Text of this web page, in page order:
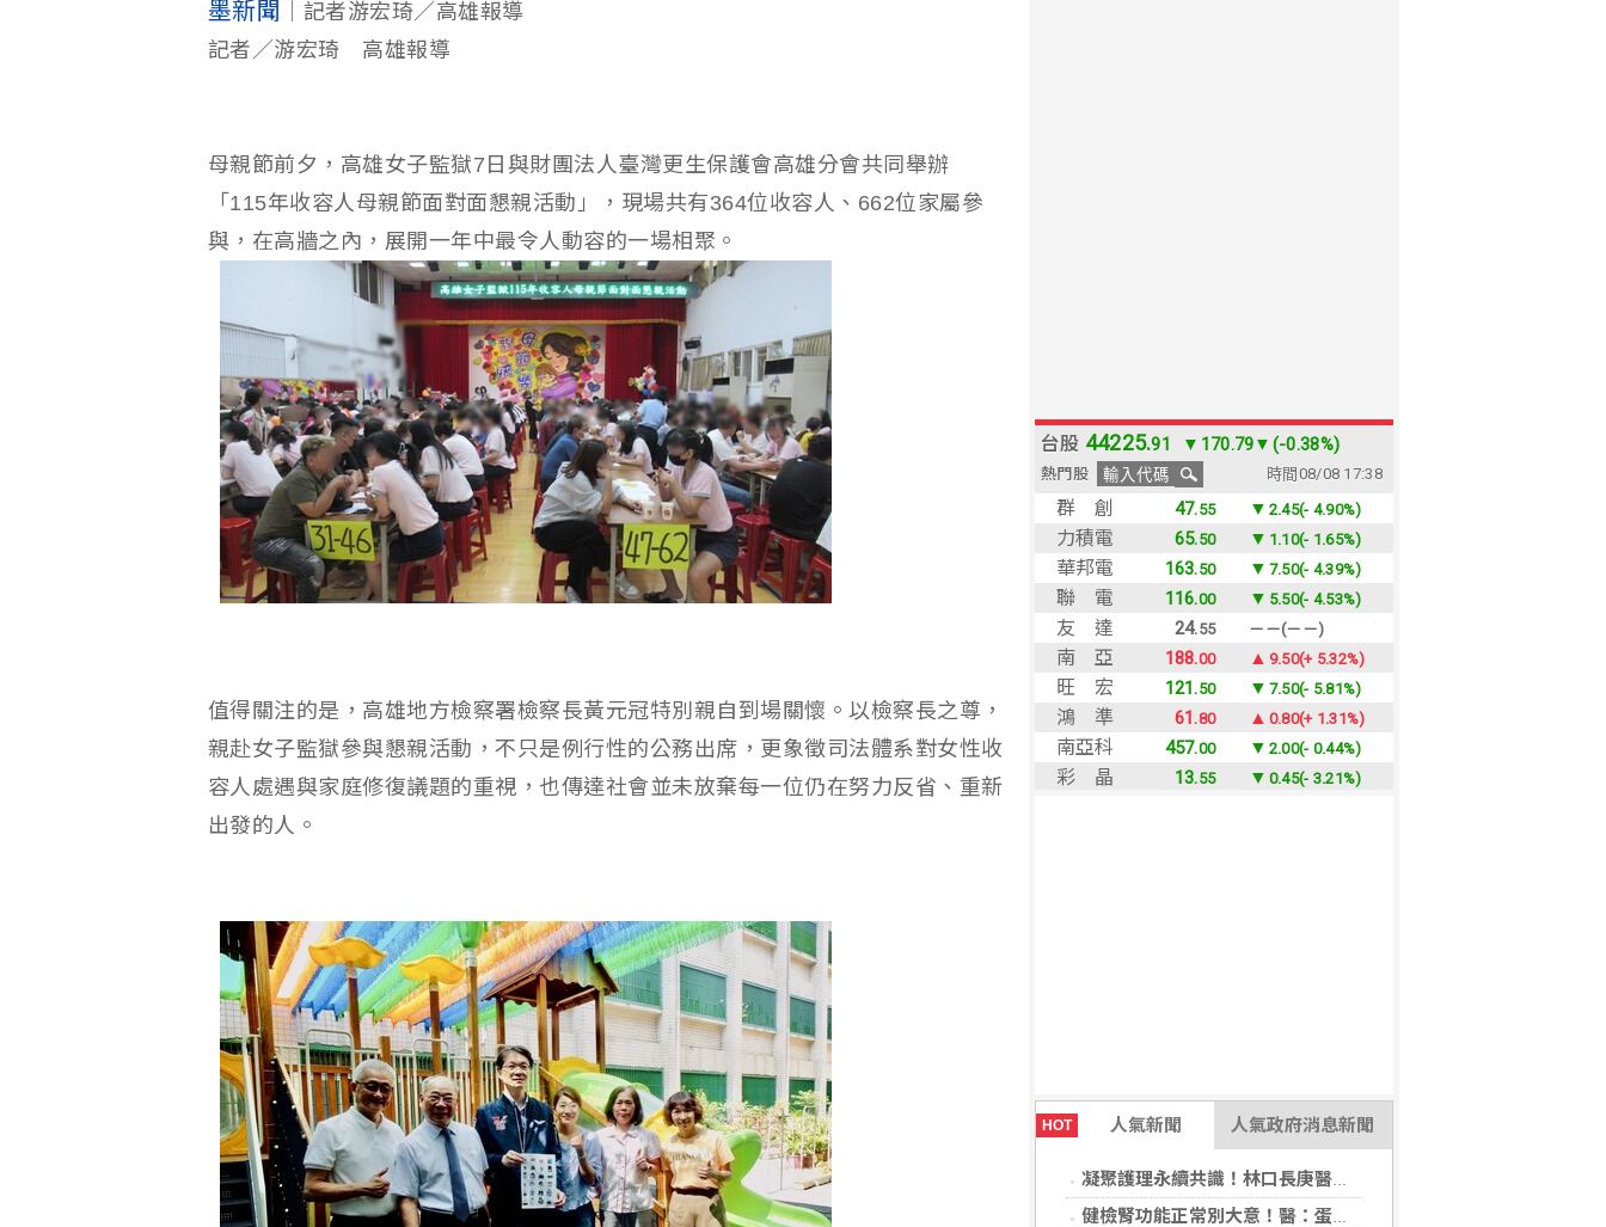
HOT 人氣新聞 人氣政府消息新聞
凝聚護理永續共識！林口長庚醫院攜手各界打造永續護理職場，共創健康台灣
健檢腎功能正常別大意！醫：蛋白尿異常恐是洗腎警訊
墨新聞 ｜記者游宏琦／高雄報導
記者／游宏琦 高雄報導
母親節前夕，高雄女子監獄7日與財團法人臺灣更生保護會高雄分會共同舉辦
「115年收容人母親節面對面懇親活動」，現場共有364位收容人、662位家屬參
與，在高牆之內，展開一年中最令人動容的一場相聚。
值得關注的是，高雄地方檢察署檢察長黃元冠特別親自到場關懷。以檢察長之尊，
親赴女子監獄參與懇親活動，不只是例行性的公務出席，更象徵司法體系對女性收
容人處遇與家庭修復議題的重視，也傳達社會並未放棄每一位仍在努力反省、重新
出發的人。